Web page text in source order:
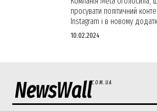
просувати політичний
Instagram і в новому
10.02.2024
NewsWallCOM.UA